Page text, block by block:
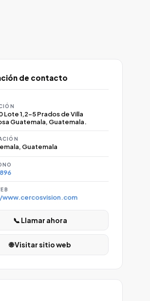
de contacto
Lote 1,2-5 Prados de Villa
Guatemala, Guatemala.
Guatemala
📞 Llamar ahora
🌐 Visitar sitio web